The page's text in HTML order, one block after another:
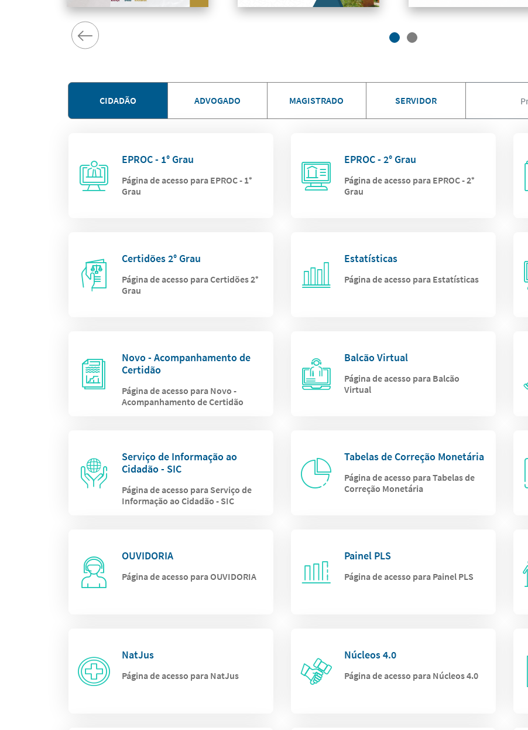
CIDADÃO ADVOGADO MAGISTRADO SERVIDOR
EPROC - 1° Grau
Página de acesso para EPROC - 1°
Grau
EPROC - 2° Grau
Página de acesso para EPROC - 2°
Grau
Certidões 2° Grau
Página de acesso para Certidões 2°
Grau
Estatísticas
Página de acesso para Estatísticas
Novo - Acompanhamento de
Certidão
Página de acesso para Novo -
Acompanhamento de Certidão
Balcão Virtual
Página de acesso para Balcão
Virtual
Serviço de Informação ao
Cidadão - SIC
Página de acesso para Serviço de
Informação ao Cidadão - SIC
Tabelas de Correção Monetária
Página de acesso para Tabelas de
Correção Monetária
OUVIDORIA
Página de acesso para OUVIDORIA
Painel PLS
Página de acesso para Painel PLS
NatJus
Página de acesso para NatJus
Núcleos 4.0
Página de acesso para Núcleos 4.0